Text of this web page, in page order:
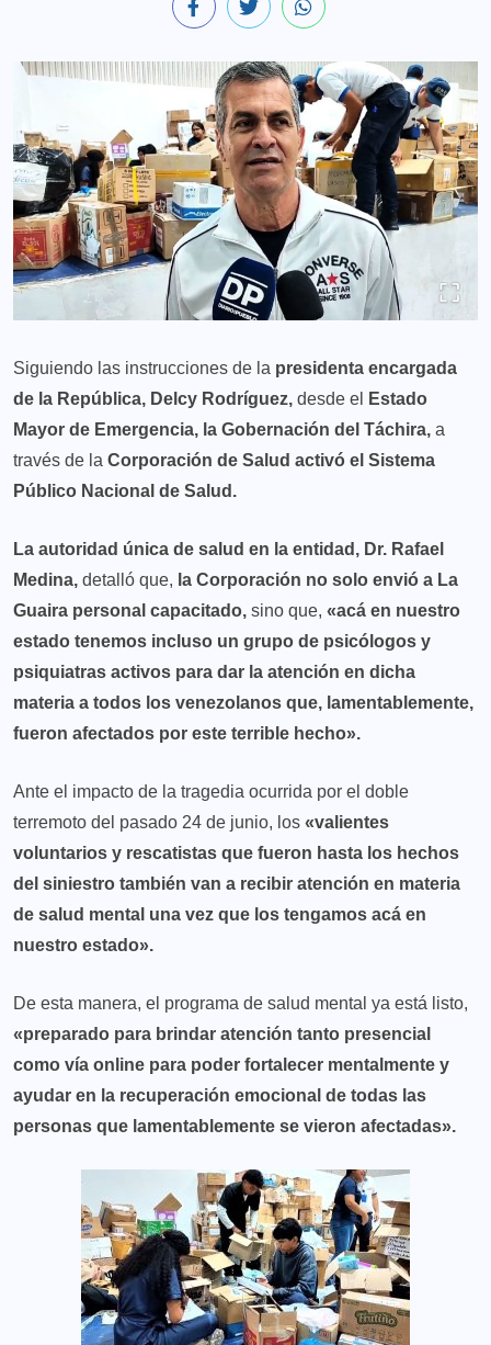
Siguiendo las instrucciones de la presidenta encargada
de la República, Delcy Rodríguez, desde el
Estado
Mayor de Emergencia, la Gobernación del Táchira, a
través de la Corporación de Salud activó el Sistema
Público Nacional de Salud.
La autoridad única de salud en la entidad, Dr. Rafael
Medina, detalló que, la Corporación no solo envió a La
Guaira personal capacitado, sino que, «acá en nuestro
estado tenemos incluso un grupo de psicólogos y
psiquiatras activos para dar la atención en dicha
materia a todos los venezolanos que, lamentablemente,
fueron afectados por este terrible hecho».
Ante el impacto de la tragedia ocurrida por el doble
terremoto del pasado 24 de junio, los «valientes
voluntarios y rescatistas que fueron hasta los hechos
del siniestro también van a recibir atención en materia
de salud mental una vez que los tengamos acá en
nuestro estado».
De esta manera, el programa de salud mental ya está listo,
«preparado para brindar atención tanto presencial
como vía online para poder fortalecer mentalmente y
ayudar en la recuperación emocional de todas las
personas que lamentablemente se vieron afectadas».